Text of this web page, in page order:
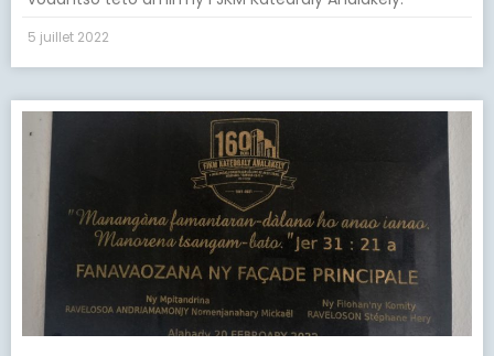
5 juillet 2022